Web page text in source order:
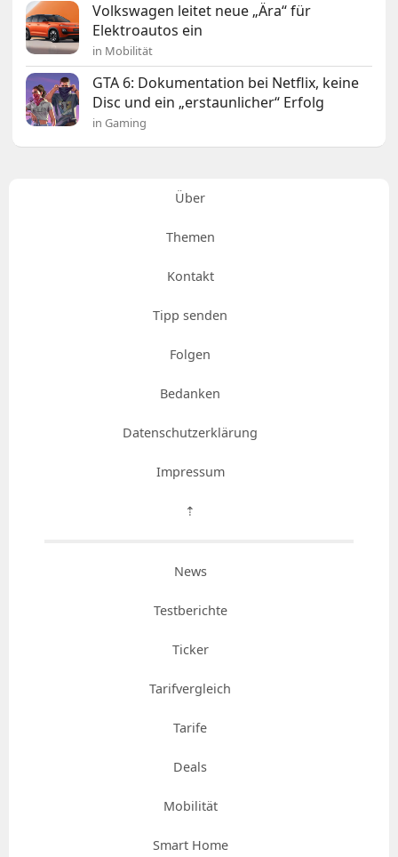
Volkswagen leitet neue „Ära“ für
Elektroautos ein
in Mobilität
GTA 6: Dokumentation bei Netflix, keine
Disc und ein „erstaunlicher“ Erfolg
in Gaming
Über
Themen
Kontakt
Tipp senden
Folgen
Bedanken
Datenschutzerklärung
Impressum
⇡
News
Testberichte
Ticker
Tarifvergleich
Tarife
Deals
Mobilität
Smart Home